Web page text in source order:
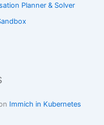
Planner & Solver
Immich in Kubernetes